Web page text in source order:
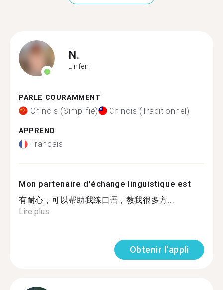
N.
Linfen
PARLE COURAMMENT
Chinois (Simplifié) Chinois (Traditionnel)
APPREND
Français
Mon partenaire d'échange linguistique est
有耐心，可以帮助我练口语，教我很多方...
Lire plus
Obtenir l'appli